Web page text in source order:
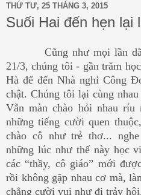
THỨ TƯ, 25 THÁNG 3, 2015
Suối Hai đến hẹn lại
Cũng như mọi lần dã
21/3, chúng tôi - gần trăm
Hà để đến Nhà nghỉ Công
chật. Chúng tôi lại cùng
Vẫn màn chào hỏi nhau
những tiếng cười quen
chào cô như trẻ thơ...
những lúc như thế này học
các “thầy, cô giáo” mới
rồi không gặp nhau cơ mà,
chẳng cười vui như đi trảy